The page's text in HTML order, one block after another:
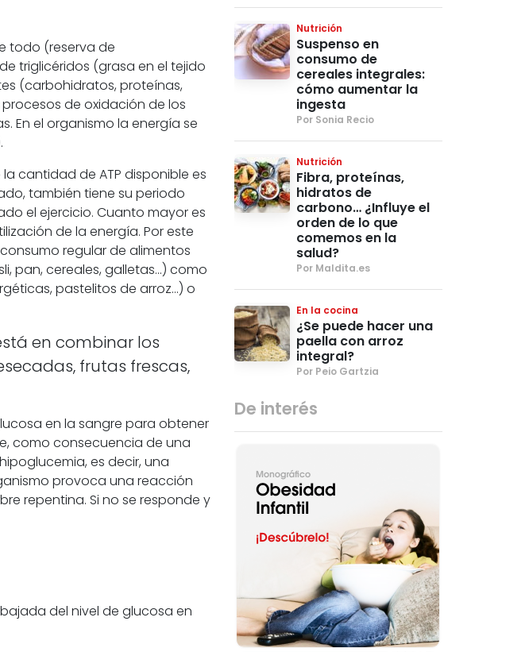
todo (reserva de
triglicéridos (grasa en el tejido
(carbohidratos, proteínas,
de oxidación de los
En el organismo la energía se
cantidad de ATP disponible es
también tiene su periodo
el ejercicio. Cuanto mayor es
de la energía. Por este
regular de alimentos
pan, cereales, galletas…) como
pastelitos de arroz…) o
en combinar los
frutas frescas,
en la sangre para obtener
como consecuencia de una
es decir, una
provoca una reacción
repentina. Si no se responde y
del nivel de glucosa en
Nutrición
Suspenso en
consumo de
cereales integrales:
cómo aumentar la
ingesta
Por Sonia Recio
Nutrición
Fibra, proteínas,
hidratos de
carbono… ¿Influye el
orden de lo que
comemos en la
salud?
Por Maldita.es
En la cocina
¿Se puede hacer una
paella con arroz
integral?
Por Peio Gartzia
De interés